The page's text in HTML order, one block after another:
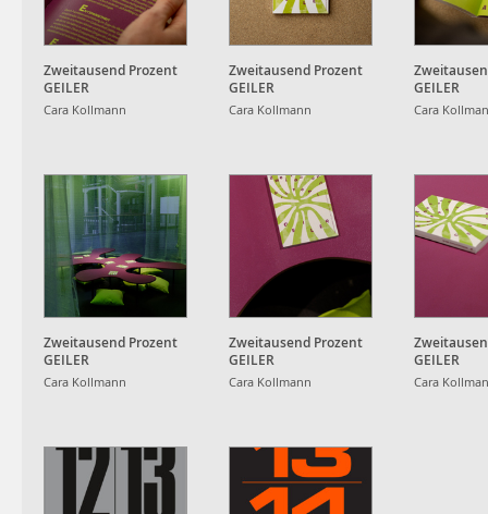
Zweitausend Prozent
GEILER
Cara Kollmann
Zweitausend Prozent
GEILER
Cara Kollmann
GEILER
Cara
Zweitausend Prozent
GEILER
Cara Kollmann
Zweitausend Prozent
GEILER
Cara Kollmann
GEILER
Cara